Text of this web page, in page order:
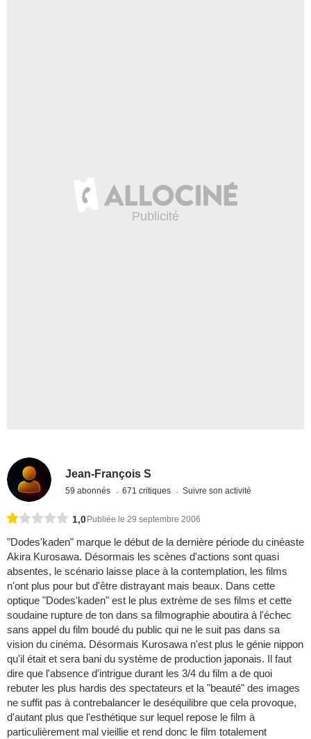
Jean-François S
59 abonnés 671 critiques Suivre son activité
1,0 Publiée le 29 septembre 2006
"Dodes'kaden" marque le début de la dernière période du cinéaste
Akira Kurosawa. Désormais les scènes d'actions sont quasi
absentes, le scénario laisse place à la contemplation, les films
n'ont plus pour but d'être distrayant mais beaux. Dans cette
optique "Dodes'kaden" est le plus extrème de ses films et cette
soudaine rupture de ton dans sa filmographie aboutira à l'échec
sans appel du film boudé du public qui ne le suit pas dans sa
vision du cinéma. Désormais Kurosawa n'est plus le génie nippon
qu'il était et sera bani du système de production japonais. Il faut
dire que l'absence d'intrigue durant les 3/4 du film a de quoi
rebuter les plus hardis des spectateurs et la "beauté" des images
ne suffit pas à contrebalancer le deséquilibre que cela provoque,
d'autant plus que l'esthétique sur lequel repose le film à
particulièrement mal vieillie et rend donc le film totalement